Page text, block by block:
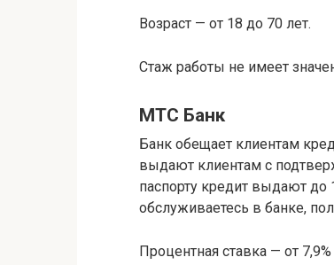
Возраст — от 18 до 70 лет.
Стаж работы не имеет
МТС Банк
Банк обещает клиентам
выдают клиентам с
паспорту кредит выдают до
обслуживаетесь в банке,
Процентная ставка — от 7,9%